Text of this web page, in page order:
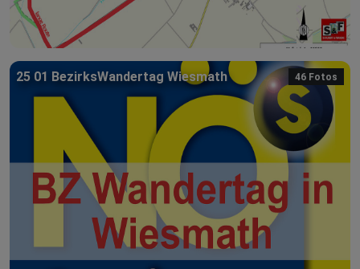
25 01 BezirksWandertag Wiesmath 46 Fotos